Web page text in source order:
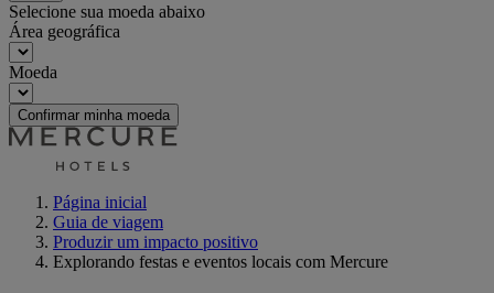
Selecione sua moeda abaixo
Área geográfica
Moeda
Confirmar minha moeda
Página inicial
Guia de viagem
Produzir um impacto positivo
Explorando festas e eventos locais com Mercure